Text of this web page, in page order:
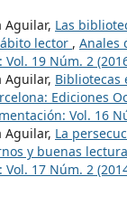
Aguilar, Las
lector , Anales
19 Núm. 2
Aguilar, Bibliotecas
Ediciones
Vol. 16
Aguilar, La
y buenas
17 Núm. 2